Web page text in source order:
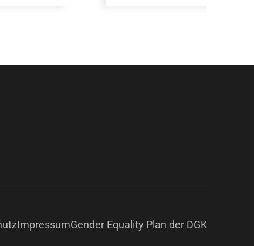
ImpressumGender Equality Plan der DGK